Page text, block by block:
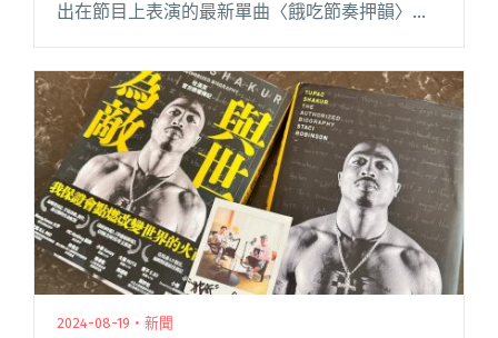
出在節目上表演的最新單曲〈餓吃節奏押韻〉
MV。相隔 15 年三人再次聚首拍攝 MV，參劈不僅
在音樂上展現 80 年代嘻哈經典老學校風格、交互
噴閱讀全文 "參劈相隔十五年合體拍MV 〈餓吃節
奏押韻〉邀呂士軒、Dudu King客串演出"
2024-08-19・新聞